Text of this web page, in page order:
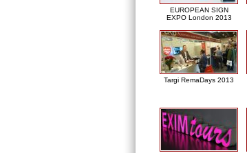
EUROPEAN SIGN
EXPO London 2013
Targi RemaDays 2013